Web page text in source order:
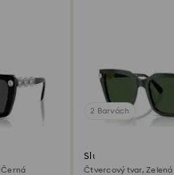
Černá
2 Barvách
Sluneční brýle
Čtvercový tvar, Zelená